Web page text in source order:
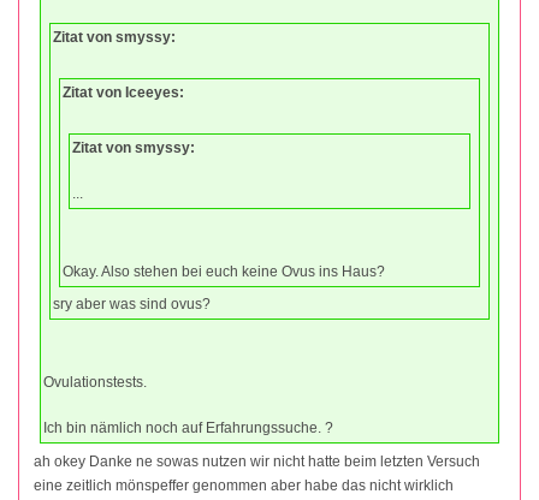
Zitat von smyssy:
Zitat von Iceeyes:
Zitat von smyssy:
...
Okay. Also stehen bei euch keine Ovus ins Haus?
sry aber was sind ovus?
Ovulationstests.
Ich bin nämlich noch auf Erfahrungssuche. ?
ah okey Danke ne sowas nutzen wir nicht hatte beim letzten Versuch
eine zeitlich mönspeffer genommen aber habe das nicht wirklich